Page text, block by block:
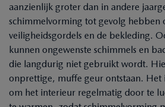
aanzienlijk groter dan in andere
schimmelvorming tot gevolg hebben
veiligheidsgordels en de bekleding.
kunnen ongewenste schimmels en
die langdurig niet gebruikt wordt.
onprettige, muffe geur ontstaan. Het
om het interieur regelmatig door te